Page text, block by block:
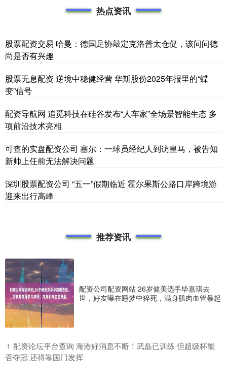
热点资讯
股票配资交易 哈曼：德国足协敲定克洛普太仓促，该问问德
尚是否有兴趣
股票无息配资 逆境中稳健经营 华斯股份2025年报里的“蝶
变”信号
配资导航网 追觅科技在硅谷发布“人车家”全场景智能生态 多
项前沿技术亮相
可查的实盘配资公司 塞尔：一球员经纪人到访皇马，被告知
新帅上任前无法解决问题
深圳股票配资公司 “五一”假期临近 霍尔果斯公路口岸跨境游
迎来出行高峰
推荐资讯
配资公司配资网站 26岁健美选手毕嘉琪去
世，好友曝在睡梦中猝死，满身肌肉血管暴起
1 ​配资论坛平台查询 海港好消息不断！武磊已训练 但超级杯能
否夺冠 还得靠国门发挥